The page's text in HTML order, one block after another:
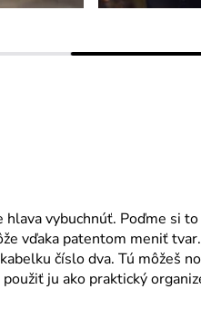
vybuchnúť. Poďme si
vďaka patentom meniť
číslo dva. Tú môžeš
ju ako praktický